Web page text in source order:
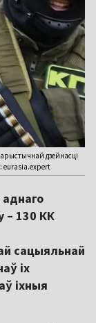
дзейнасці
eurasia.expert
– 130 КК
сацыяльнай
іх
іхныя